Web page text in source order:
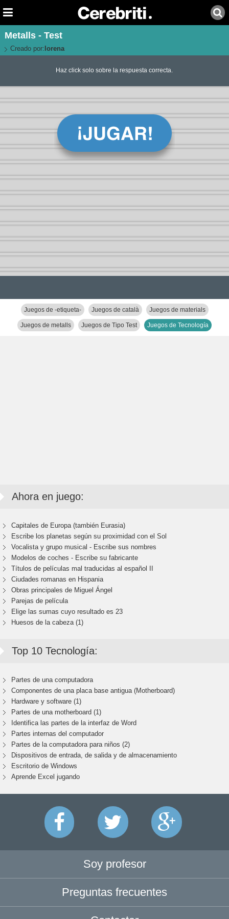
Metalls - Test
Creado por: lorena
Haz click solo sobre la respuesta correcta.
Juegos de -etiqueta- Juegos de català Juegos de materials
Juegos de metalls Juegos de Tipo Test Juegos de Tecnología
Ahora en juego:
Capitales de Europa (también Eurasia)
Escribe los planetas según su proximidad con el Sol
Vocalista y grupo musical - Escribe sus nombres
Modelos de coches - Escribe su fabricante
Títulos de películas mal traducidas al español II
Ciudades romanas en Hispania
Obras principales de Miguel Ángel
Parejas de película
Elige las sumas cuyo resultado es 23
Huesos de la cabeza (1)
Top 10 Tecnología:
Partes de una computadora
Componentes de una placa base antigua (Motherboard)
Hardware y software (1)
Partes de una motherboard (1)
Identifica las partes de la interfaz de Word
Partes internas del computador
Partes de la computadora para niños (2)
Dispositivos de entrada, de salida y de almacenamiento
Escritorio de Windows
Aprende Excel jugando
Soy profesor
Preguntas frecuentes